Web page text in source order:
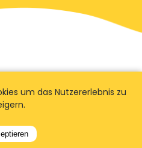
um das Nutzererlebnis zu